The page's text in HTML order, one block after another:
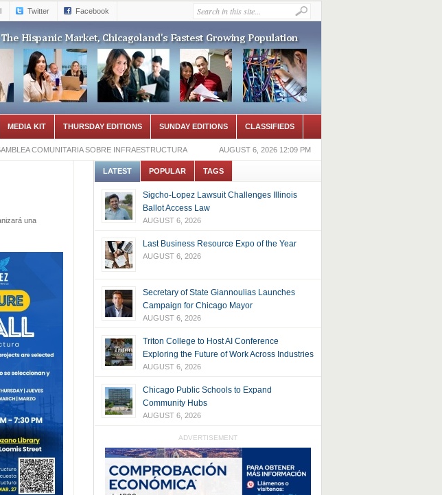
Twitter Facebook
MEDIA KIT THURSDAY EDITIONS SUNDAY EDITIONS CLASSIFIEDS
AUGUST 6, 2026 12:09 PM
COMUNITARIA SOBRE INFRAESTRUCTURA
una
LATEST POPULAR TAGS
Sigcho-Lopez Lawsuit Challenges Illinois
Ballot Access Law
AUGUST 6, 2026
Last Business Resource Expo of the Year
AUGUST 6, 2026
Secretary of State Giannoulias Launches
Campaign for Chicago Mayor
AUGUST 6, 2026
Triton College to Host AI Conference
Exploring the Future of Work Across Industries
AUGUST 6, 2026
Chicago Public Schools to Expand
Community Hubs
AUGUST 6, 2026
ADVERTISEMENT